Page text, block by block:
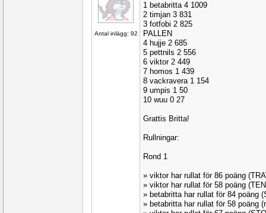
Antal inlägg: 92
1 betabritta 4 1009
2 timjan 3 831
3 fotfobi 2 825
PALLEN
4 hujje 2 685
5 pettnils 2 556
6 viktor 2 449
7 homos 1 439
8 vackravera 1 154
9 umpis 1 50
10 wuu 0 27
Grattis Britta!
Rullningar:
Rond 1
» viktor har rullat för 86 poäng
» viktor har rullat för 58 poäng
» betabritta har rullat för 84 poäng
» betabritta har rullat för 58 poäng